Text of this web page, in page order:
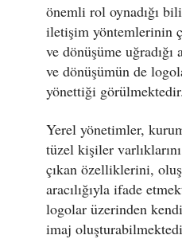
önemli rol oynadığı
iletişim yöntemlerinin
ve dönüşüme
ve dönüşümün de
yönettiği görülmektedir.
Yerel yönetimler,
tüzel kişiler
çıkan özelliklerini,
aracılığıyla ifade
logolar üzerinden
imaj